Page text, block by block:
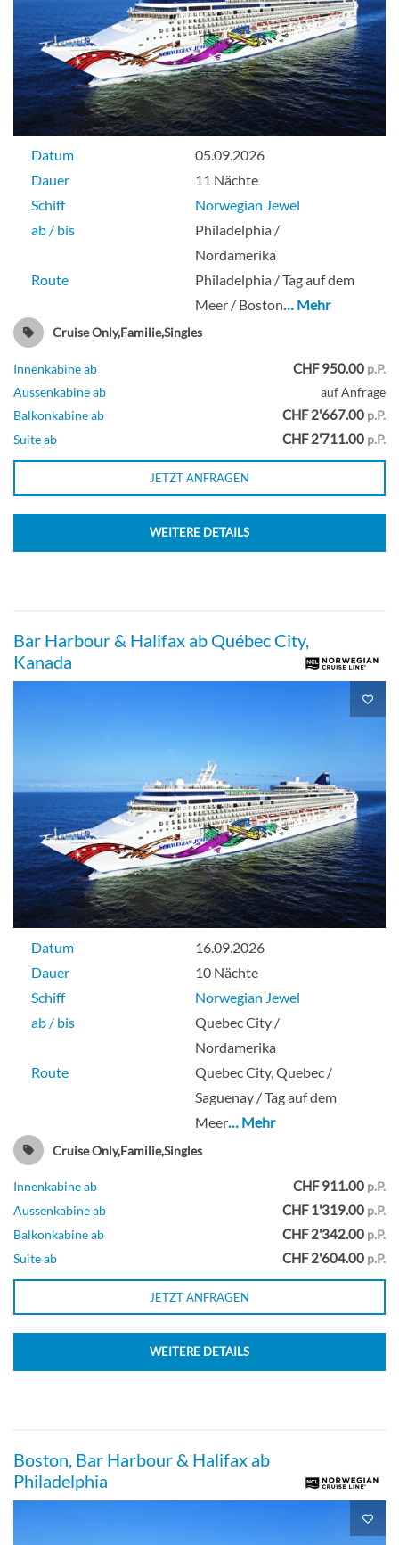
Club Balcony Suite, Heck-[M1]
Deck 11
Suite
Deck 11
Suite
Sail Away Club Balkon Suite-[MX]
Familien-Außenkabine-[O4]
Deck 05
Aussenkabine
Meeresblickkabine mit
Aussenkabine
Außenkabine mit Panoramafenster-
[OB]
Deck 05
Aussenkabine
Außenkabine-[OF]
Datum
05.09.2026
Dauer
11 Nächte
Schiff
Norwegian Jewel
ab / bis
Philadelphia /
Nordamerika
Route
Philadelphia / Tag auf dem
Meer / Boston… Mehr
Cruise Only,Familie,Singles
Innenkabine ab CHF 950.00 p.P.
Aussenkabine ab
auf Anfrage
Balkonkabine ab
CHF 2'667.00 p.P.
Suite ab
CHF 2'711.00 p.P.
JETZT ANFRAGEN
WEITERE DETAILS
Bar Harbour & Halifax ab Québec City,
Kanada
Datum
16.09.2026
Dauer
10 Nächte
Schiff
Norwegian Jewel
ab / bis
Quebec City /
Nordamerika
Route
Quebec City, Quebec /
Saguenay / Tag auf dem
Meer… Mehr
Cruise Only,Familie,Singles
Innenkabine ab CHF 911.00 p.P.
Aussenkabine ab
CHF 1'319.00 p.P.
Balkonkabine ab
CHF 2'342.00 p.P.
Suite ab
CHF 2'604.00 p.P.
JETZT ANFRAGEN
WEITERE DETAILS
Boston, Bar Harbour & Halifax ab
Philadelphia